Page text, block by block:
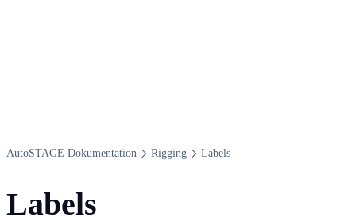
Auto​STAGE Dokumentation Rigging Labels
Labels